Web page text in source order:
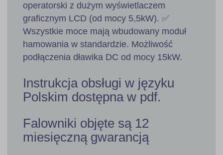
operatorski z dużym wyświetlaczem
graficznym LCD (od mocy 5,5kW). ✅
Wszystkie moce mają wbudowany moduł
hamowania w standardzie. Możliwość
podłączenia dławika DC od mocy 15kW.
Instrukcja obsługi w języku
Polskim dostępna w pdf.
Falowniki objęte są 12
miesięczną gwarancją